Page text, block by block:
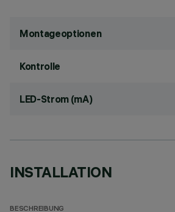
Montageoptionen
Kontrolle
LED-Strom (mA)
INSTALLATION
BESCHREIBUNG